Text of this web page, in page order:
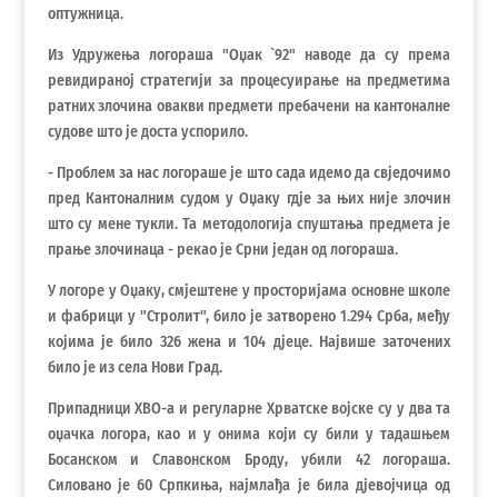
оптужница.
Из Удружења логораша "Оџак `92" наводе да су према
ревидираној стратегији за процесуирање на предметима
ратних злочина овакви предмети пребачени на кантоналне
судове што је доста успорило.
- Проблем за нас логораше је што сада идемо да свједочимо
пред Кантоналним судом у Оџаку гдје за њих није злочин
што су мене тукли. Та методологија спуштања предмета је
прање злочинаца - рекао је Срни један од логораша.
У логоре у Оџаку, смјештене у просторијама основне школе
и фабрици у "Стролит", било је затворено 1.294 Срба, међу
којима је било 326 жена и 104 дјеце. Највише заточених
било је из села Нови Град.
Припадници ХВО-а и регуларне Хрватске војске су у два та
оџачка логора, као и у онима који су били у тадашњем
Босанском и Славонском Броду, убили 42 логораша.
Силовано је 60 Српкиња, најмлађа је била дјевојчица од